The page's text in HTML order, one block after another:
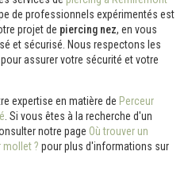
de professionnels expérimentés est
projet de piercing nez, en vous
et sécurisé. Nous respectons les
assurer votre sécurité et votre
expertise en matière de Perceur
. Si vous êtes à la recherche d'un
notre page Où trouver un
? pour plus d'informations sur